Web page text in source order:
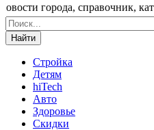
города, справочник,
Найти
Стройка
Детям
hiTech
Авто
Здоровье
Скидки